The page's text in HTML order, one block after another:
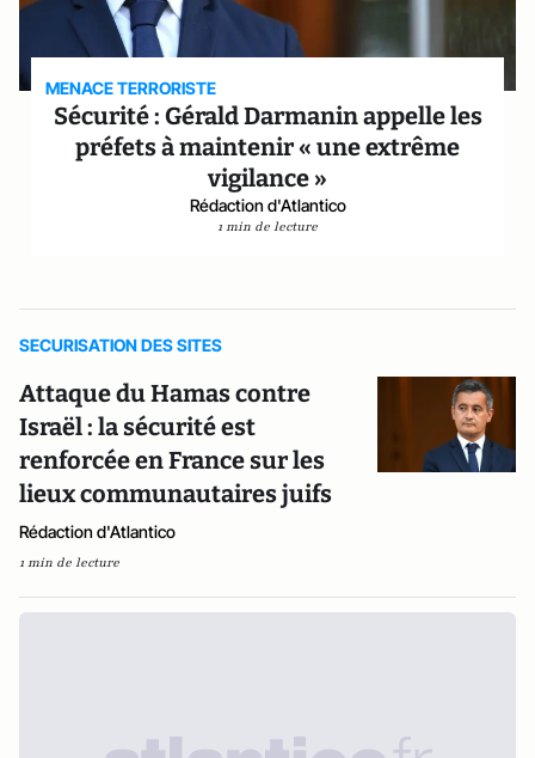
MENACE TERRORISTE
Sécurité : Gérald Darmanin appelle les
préfets à maintenir « une extrême
vigilance »
Rédaction d'Atlantico
1 min de lecture
SECURISATION DES SITES
Attaque du Hamas contre
Israël : la sécurité est
renforcée en France sur les
lieux communautaires juifs
Rédaction d'Atlantico
1 min de lecture